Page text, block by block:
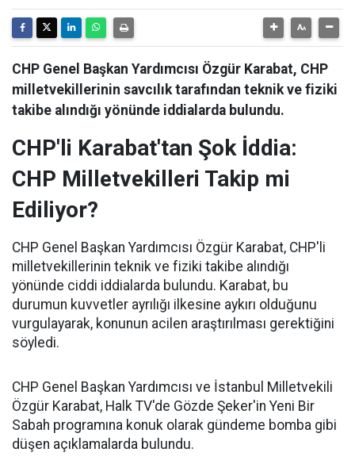
CHP Genel Başkan Yardımcısı Özgür Karabat, CHP
milletvekillerinin savcılık tarafından teknik ve fiziki
takibe alındığı yönünde iddialarda bulundu.
CHP'li Karabat'tan Şok İddia:
CHP Milletvekilleri Takip mi
Ediliyor?
CHP Genel Başkan Yardımcısı Özgür Karabat, CHP'li
milletvekillerinin teknik ve fiziki takibe alındığı
yönünde ciddi iddialarda bulundu. Karabat, bu
durumun kuvvetler ayrılığı ilkesine aykırı olduğunu
vurgulayarak, konunun acilen araştırılması gerektiğini
söyledi.
CHP Genel Başkan Yardımcısı ve İstanbul Milletvekili
Özgür Karabat, Halk TV'de Gözde Şeker'in Yeni Bir
Sabah programına konuk olarak gündeme bomba gibi
düşen açıklamalarda bulundu.